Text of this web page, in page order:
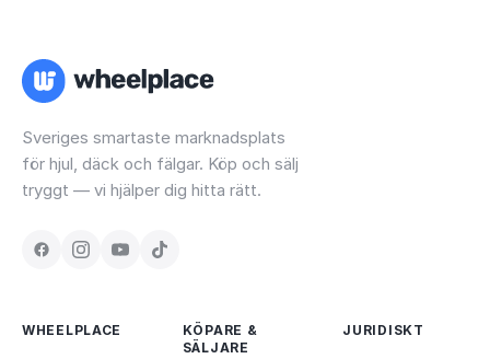
Sveriges smartaste marknadsplats
för hjul, däck och fälgar. Köp och sälj
tryggt — vi hjälper dig hitta rätt.
WHEELPLACE
KÖPARE &
SÄLJARE
JURIDISKT